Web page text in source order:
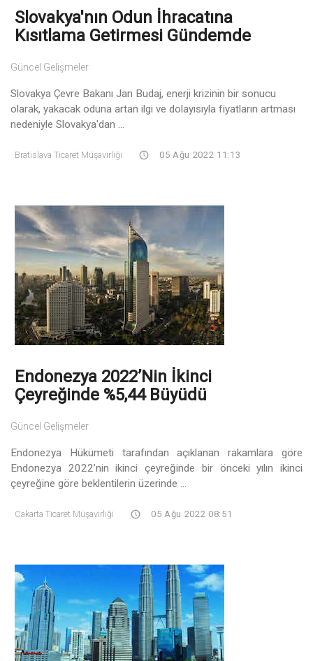
Slovakya'nın Odun İhracatına
Kısıtlama Getirmesi Gündemde
Güncel Gelişmeler
Slovakya Çevre Bakanı Jan Budaj, enerji krizinin bir sonucu
olarak, yakacak oduna artan ilgi ve dolayısıyla fiyatların artması
nedeniyle Slovakya'dan ...
Bratislava Ticaret Müşavirliği 05 Ağu 2022 11:13
Endonezya 2022’nin İkinci
Çeyreğinde %5,44 Büyüdü
Güncel Gelişmeler
Endonezya Hükümeti tarafından açıklanan rakamlara göre
Endonezya 2022’nin ikinci çeyreğinde bir önceki yılın ikinci
çeyreğine göre beklentilerin üzerinde ...
Cakarta Ticaret Müşavirliği 05 Ağu 2022 08:51